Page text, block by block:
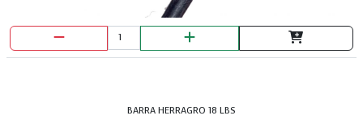
BARRA HERRAGRO 18 LBS